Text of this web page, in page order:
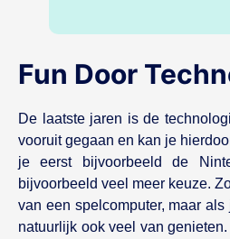
Fun Door
De laatste jaren is de
vooruit gegaan en kan je
je eerst bijvoorbeeld de
bijvoorbeeld veel meer keuze.
van een spelcomputer, maar
natuurlijk ook veel van